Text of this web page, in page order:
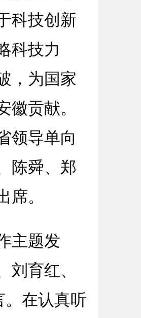
科技创新
科技力
，为国家
贡献。
领导单向
陈舜、郑
。
主题发
育红、
在认真听